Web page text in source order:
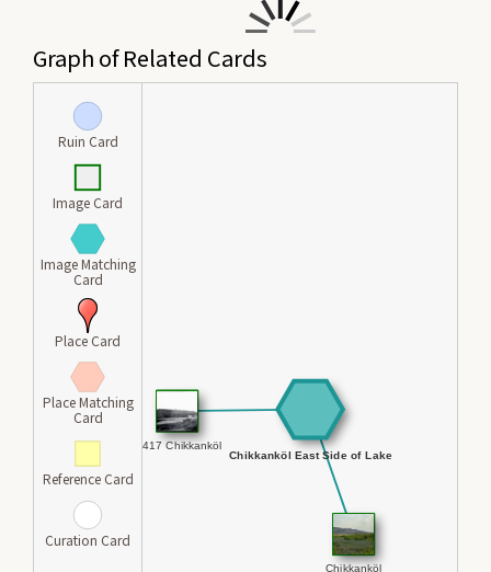
Graph of Related Cards
Ruin Card
Image Card
Image Matching
Card
Place Card
Place Matching
Card
Reference Card
Curation Card